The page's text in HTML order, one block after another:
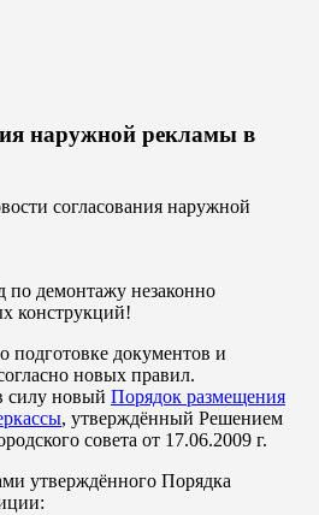
наружной рекламы в
согласования наружной
по демонтажу незаконно
конструкций!
подготовке документов и
новых правил.
силу новый Порядок размещения
, утверждённый Решением
совета от 17.06.2009 г.
утверждённого Порядка